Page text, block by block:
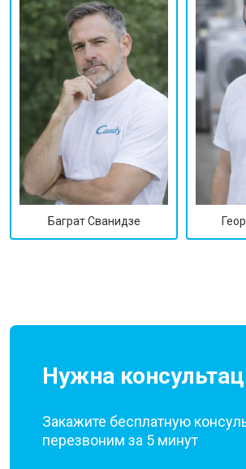
Баграт Сванидзе
Нужна
Закажите бесплатную
перезвоним за 5 минут